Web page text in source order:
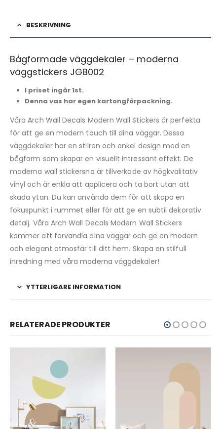
BESKRIVNING
Bågformade väggdekaler – moderna
väggstickers JGB002
I priset ingår 1st.
Denna vas har egen kartongförpackning.
Våra Arch Wall Decals Modern Wall Stickers är perfekta
för att ge en modern touch till dina väggar. Dessa
väggdekaler har en stilren och enkel design med en
bågform som skapar en visuellt intressant effekt. De
moderna wall stickersna är tillverkade av högkvalitativ
vinyl och är enkla att applicera och ta bort utan att
skada ytan. Du kan använda dem för att skapa en
fokuspunkt i rummet eller för att ge en subtil dekorativ
detalj. Våra Arch Wall Decals Modern Wall Stickers
kommer att förvandla dina väggar och ge en modern
och elegant atmosfär till ditt hem. Skapa en stilfull
inredning med våra moderna väggdekaler!
YTTERLIGARE INFORMATION
RELATERADE PRODUKTER